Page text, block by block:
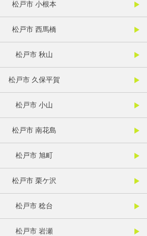
松戸市 小根本
松戸市 西馬橋
松戸市 秋山
松戸市 久保平賀
松戸市 小山
松戸市 南花島
松戸市 旭町
松戸市 栗ケ沢
松戸市 稔台
松戸市 岩瀬